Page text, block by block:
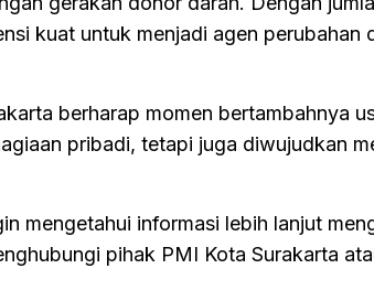
kuat untuk menjadi agen perubahan
berharap momen bertambahnya
pribadi, tetapi juga diwujudkan
mengetahui informasi lebih lanjut
pihak PMI Kota Surakarta